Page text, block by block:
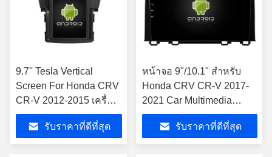
9.7'' Tesla Vertical
Screen For Honda CRV
CR-V 2012-2015 เครื่อง
เล่นมัลติมีเดียรถยนต์
Androidรับราคาที่ดีที่สุด
หน้าจอ 9"/10.1" สําหรับ
Honda CRV CR-V 2017-
2021 Car Multimedia
Stereo GPS CarPlay
Player
รับราคาที่ดีที่สุด